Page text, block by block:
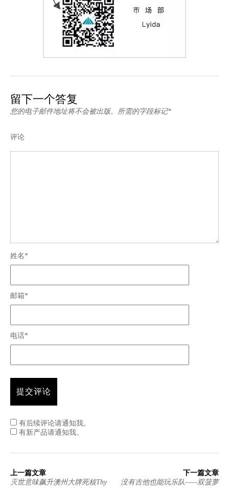
留下一个答复
您的电子邮件地址将不会被出版。所需的字段标记*
评论
姓名*
邮箱*
电话*
有后续评论请通知我。
有新产品请通知我。
上一篇文章
灭世意味飙升澳州大牌死核Thy
下一篇文章
没有吉他也能玩乐队——双菠萝